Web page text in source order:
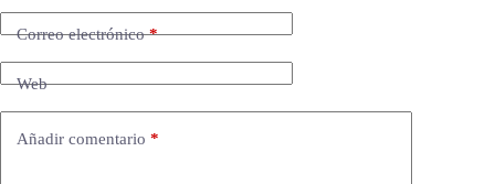
Correo electrónico*
Web
Añadir comentario *